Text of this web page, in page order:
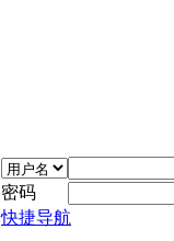
密码
快捷导航